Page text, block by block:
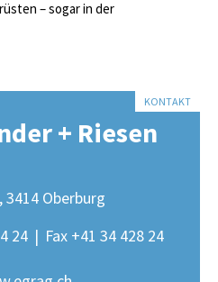
– sogar in der
KONTAKT
+ Riesen
Oberburg
24 | Fax +41 34 428 24